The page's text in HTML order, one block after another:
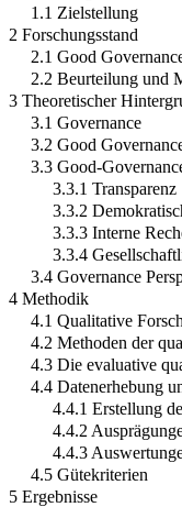
1.1 Zielstellung
2 Forschungsstand
2.1 Good
2.2 Beurteilung und
3 Theoretischer
3.1 Governance
3.2 Good
3.3 Good-
3.3.1 Transparenz
3.3.2
3.3.3 Interne
3.3.4
3.4 Governance
4 Methodik
4.1 Qualitative
4.2 Methoden der
4.3 Die evaluative
4.4 Datenerhebung
4.4.1 Erstellung
4.4.2
4.4.3
4.5 Gütekriterien
5 Ergebnisse